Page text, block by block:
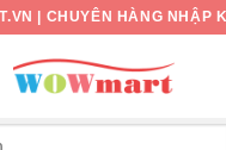
| CHUYÊN HÀNG NHẬP